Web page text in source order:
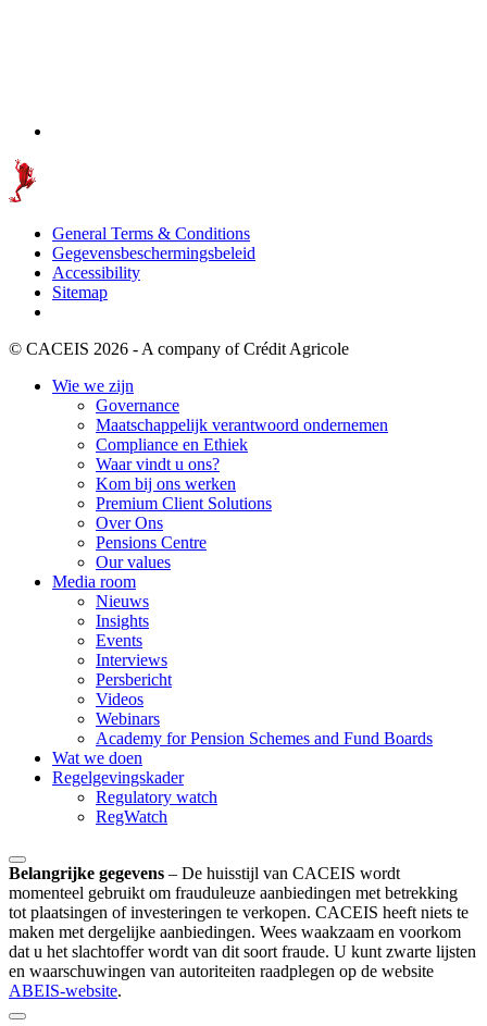
General Terms & Conditions
Gegevensbeschermingsbeleid
Accessibility
Sitemap
© CACEIS 2026 - A company of Crédit Agricole
Wie we zijn
Governance
Maatschappelijk verantwoord ondernemen
Compliance en Ethiek
Waar vindt u ons?
Kom bij ons werken
Premium Client Solutions
Over Ons
Pensions Centre
Our values
Media room
Nieuws
Insights
Events
Interviews
Persbericht
Videos
Webinars
Academy for Pension Schemes and Fund Boards
Wat we doen
Regelgevingskader
Regulatory watch
RegWatch
Belangrijke gegevens – De huisstijl van CACEIS wordt
momenteel gebruikt om frauduleuze aanbiedingen met betrekking
tot plaatsingen of investeringen te verkopen. CACEIS heeft niets te
maken met dergelijke aanbiedingen. Wees waakzaam en voorkom
dat u het slachtoffer wordt van dit soort fraude. U kunt zwarte lijsten
en waarschuwingen van autoriteiten raadplegen op de website
ABEIS-website.